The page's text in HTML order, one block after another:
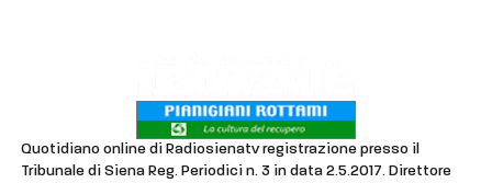
Quotidiano online di Radiosienatv registrazione presso il
Tribunale di Siena Reg. Periodici n. 3 in data 2.5.2017. Direttore